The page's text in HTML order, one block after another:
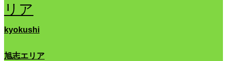
リア
kyokushi
旭志エリア